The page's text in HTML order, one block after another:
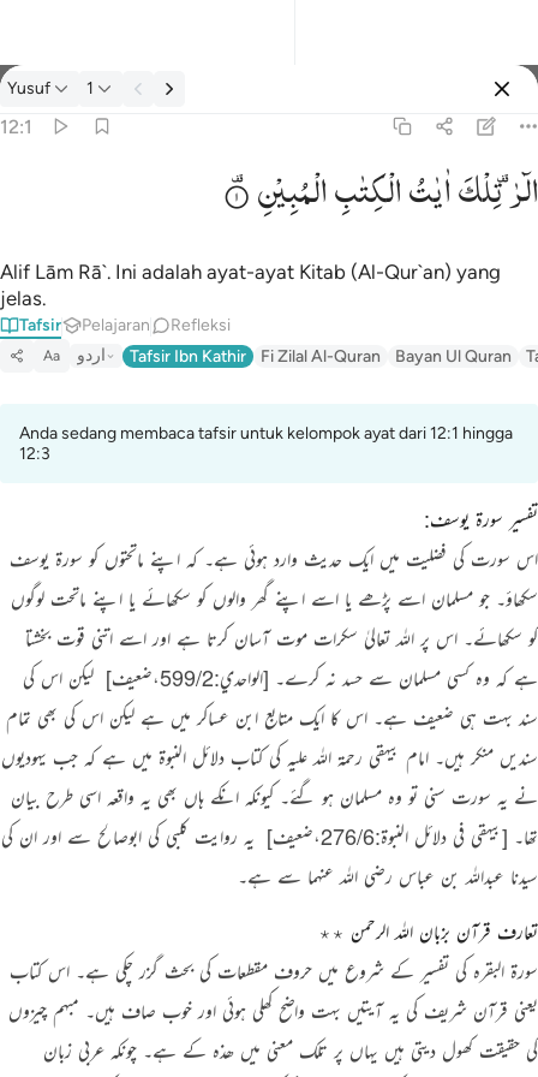
tafsir: Yusuf 12:1
Yusuf 1
12:1
الٓر ۚ تِلْكَ ءَايَـٰتُ ٱلْكِتَـٰبِ ٱلْمُبِينِ ١
الٓرٰ ۫تِلْكَاٰیٰتُالْكِتٰبِالْمُبِیْنِ
Alif Lām Rā`. Ini adalah ayat-ayat Kitab (Al-Qur`an) yang
jelas.
Tafsir Pelajaran Refleksi
Aa اردو Tafsir Ibn Kathir Fi Zilal Al-Quran Bayan Ul Quran
Anda sedang membaca tafsir untuk kelompok ayat dari 12:1 hingga
12:3
تفسیر سورۃ یوسف:
اس سورت کی فضلیت میں ایک حدیث وارد ہوئی ہے۔ کہ اپنے ماتحتوں کو سورۃ یوسف
سکھاؤ۔ جو مسلمان اسے پڑھے یا اسے اپنے گھر والوں کو سکھائے یا اپنے ماتحت لوگوں
کو سکھائے۔ اس پر اللہ تعالیٰ سکرات موت آسان کرتا ہے اور اسے اتنی قوت بخشتا
ہے کہ وہ کسی مسلمان سے حسد نہ کرے۔ [الواحدي:599/2،ضعیف]
‏ لیکن اس کی
سند بہت ہی ضعیف ہے۔ اس کا ایک متابع ابن عساکر میں ہے لیکن اس کی بھی تمام
سندیں منکر ہیں۔ امام بیہقی رحمۃ اللہ علیہ کی کتاب دلائل النبوۃ میں ہے کہ جب یہودیوں
نے یہ سورت سنی تو وہ مسلمان ہو گئے۔ کیونکہ انکے ہاں بھی یہ واقعہ اسی طرح بیان
تھا۔ [بيهقي في دلائل النبوة:276/6،ضعیف]
‏ یہ روایت کلبی کی ابوصالح سے اور ان کی
سیدنا عبداللہ بن عباس رضی اللہ عنہما سے ہے۔
تعارف قرآن بزبان اللہ الرحمن ٭٭
سورۃ البقرہ کی تفسیر کے شروع میں حروف مقطعات کی بحث گزر چکی ہے۔ اس کتاب
یعنی قرآن شریف کی یہ آیتیں بہت واضح کھلی ہوئی اور خوب صاف ہیں۔ مبہم چیزوں
کی حقیقت کھول دیتی ہیں یہاں پر تلک معنی میں ھذہ کے ہے۔ چونکہ عربی زبان